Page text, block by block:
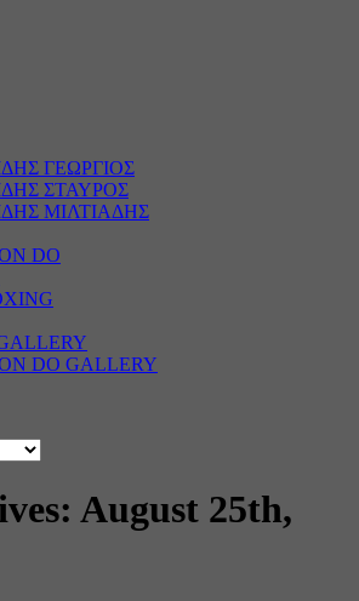
ΓΕΩΡΓΙΟΣ
ΣΤΑΥΡΟΣ
ΜΙΛΤΙΑΔΗΣ
DO
DO GALLERY
August 25th,